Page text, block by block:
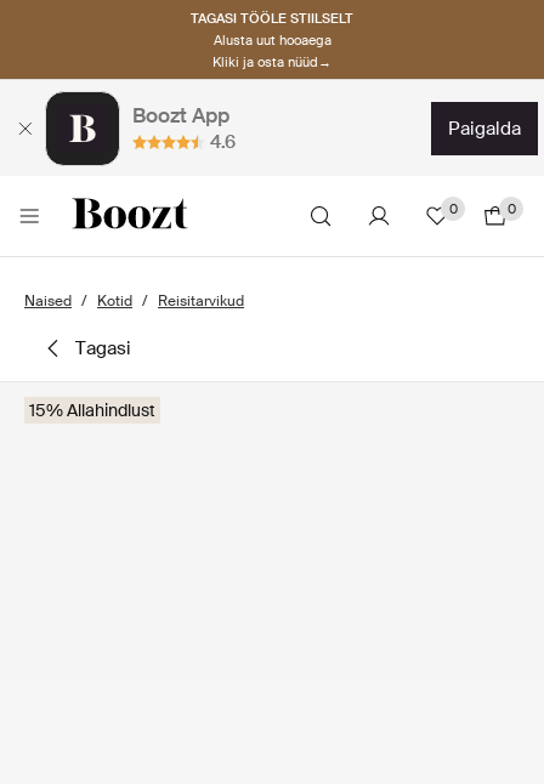
TAGASI TÖÖLE STIILSELT
Alusta uut hooaega
Kliki ja osta nüüd→
Boozt App
4.6
paigalda
0 0
Naised Kotid Reisitarvikud
tagasi
15% Allahindlust